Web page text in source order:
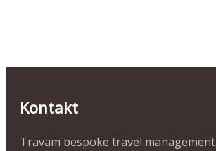
Kontakt
Travam bespoke travel management